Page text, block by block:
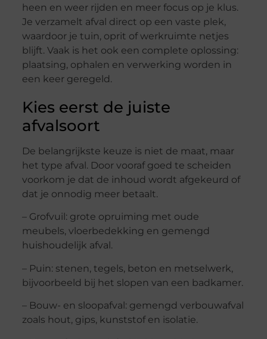
heen en weer rijden en meer focus op je klus.
Je verzamelt afval direct op een vaste plek,
waardoor je tuin, oprit of werkruimte netjes
blijft. Vaak is het ook een complete oplossing:
plaatsing, ophalen en verwerking worden in
een keer geregeld.
Kies eerst de juiste
afvalsoort
De belangrijkste keuze is niet de maat, maar
het type afval. Door vooraf goed te scheiden
voorkom je dat de inhoud wordt afgekeurd of
dat je onnodig meer betaalt.
– Grofvuil: grote opruiming met oude
meubels, vloerbedekking en gemengd
huishoudelijk afval.
– Puin: stenen, tegels, beton en metselwerk,
bijvoorbeeld bij het slopen van een badkamer.
– Bouw- en sloopafval: gemengd verbouwafval
zoals hout, gips, kunststof en isolatie.